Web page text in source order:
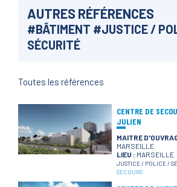
AUTRES RÉFÉRENCES
#BÂTIMENT #JUSTICE /
SÉCURITÉ
Toutes les références
CENTRE DE
JULIEN
MAITRE
MARSEILLE
LIEU : MARSEILLE
JUSTICE / POLICE /
SECOURS